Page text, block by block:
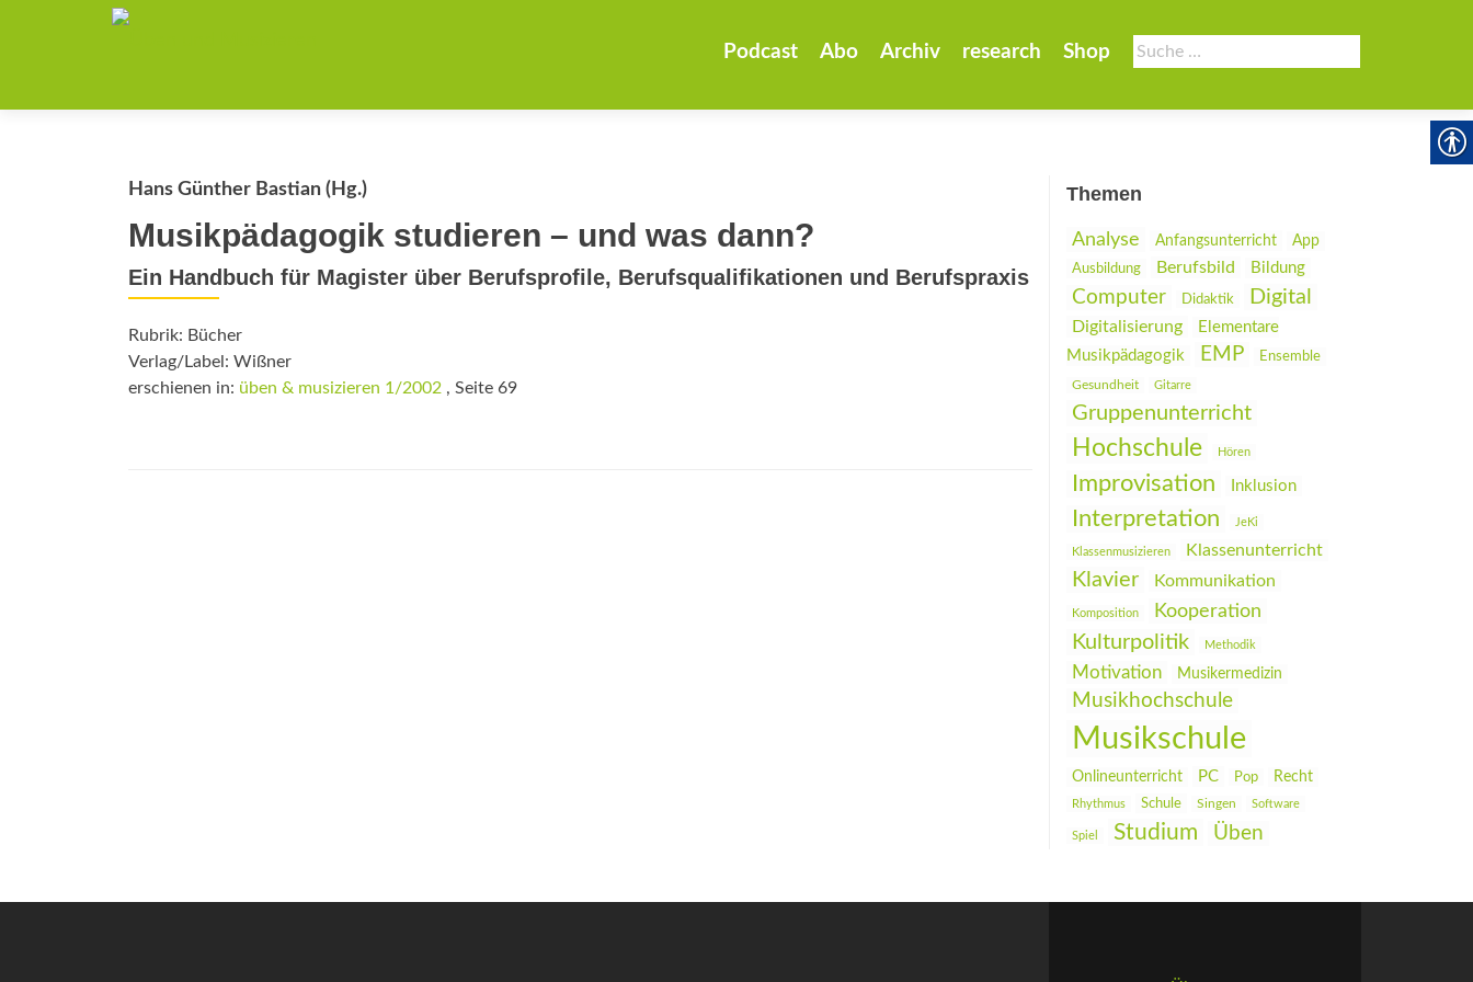
Suche
nach:
Podcast Abo Archiv research Shop
Hans Günther Bastian (Hg.)
Musikpädagogik studieren – und was dann?
Ein Handbuch für Magister über Berufsprofile, Berufsqualifikationen und Berufspraxis
Rubrik: Bücher
Verlag/Label: Wißner
erschienen in: üben & musizieren 1/2002 , Seite 69
Themen
Analyse Anfangsunterricht
App
Ausbildung
Berufsbild Bildung
Computer Didaktik Digital
Digitalisierung
Elementare
Musikpädagogik
EMP Ensemble
Gesundheit Gitarre
Gruppenunterricht
Hochschule Hören
Improvisation Inklusion
Interpretation JeKi
Klassenmusizieren Klassenunterricht
Klavier Kommunikation
Komposition Kooperation
Kulturpolitik Methodik
Motivation Musikermedizin
Musikhochschule
Musikschule
Onlineunterricht PC Pop Recht
Rhythmus Schule Singen Software
Spiel Studium Üben